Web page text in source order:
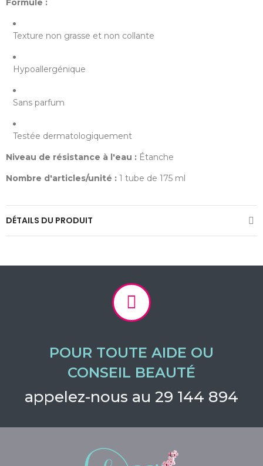
Formule :
Texture non grasse et non collante
Hypoallergénique
Sans parfum
Testée dermatologiquement
Niveau de résistance à l'eau : Étanche
Nombre d'articles/unité : 1 tube de 175 ml
DÉTAILS DU PRODUIT
POUR TOUTE AIDE OU
CONSEIL BEAUTÉ
appelez-nous au 29 144 894